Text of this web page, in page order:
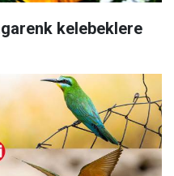
kelebeklere